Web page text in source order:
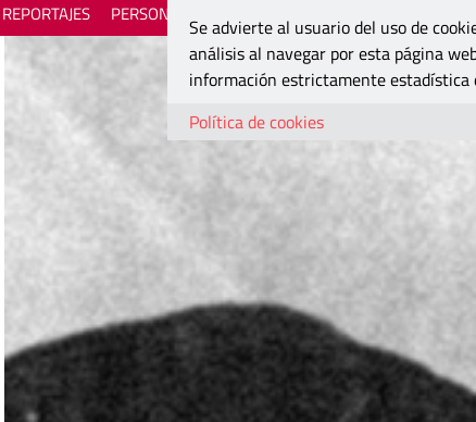
REPORTAJES PERSONAJES
Se advierte al usuario del uso de
análisis al navegar por esta página
información estrictamente
Política de cookies